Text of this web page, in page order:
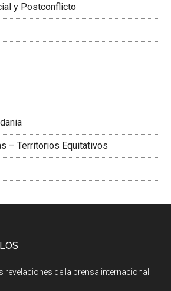
y Postconflicto
– Territorios Equitativos
revelaciones de la prensa internacional